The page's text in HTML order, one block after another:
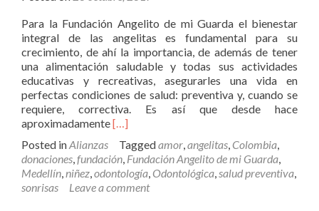
Para la Fundación Angelito de mi Guarda el bienestar
integral de las angelitas es fundamental para su
crecimiento, de ahí la importancia, de además de tener
una alimentación saludable y todas sus actividades
educativas y recreativas, asegurarles una vida en
perfectas condiciones de salud: preventiva y, cuando se
requiere, correctiva. Es así que desde hace
aproximadamenteRead
about
Odontológica,
alimentan
con
[…]
Posted inAlianzas Taggedamor angelitas Colombia
donaciones fundación Fundación Angelito de mi Guarda
Medellín niñez odontología Odontológica salud preventiva
sonrisas
Leave a comment